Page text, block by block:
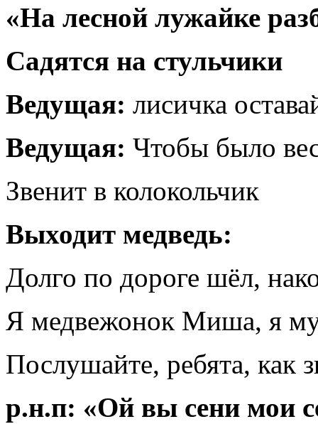
«На лесной лужайке
Садятся на стульчики
Ведущая: лисичка
Ведущая: Чтобы было
Звенит в колокольчик
Выходит медведь:
Долго по дороге шёл,
Я медвежонок Миша, я
Послушайте, ребята, как
р.н.п: «Ой вы сени мои